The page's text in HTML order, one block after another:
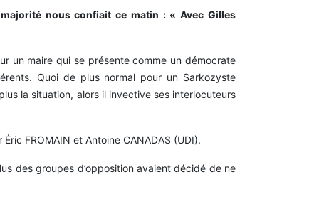
nous confiait ce matin : « Avec Gilles
un maire qui se présente comme un démocrate
Quoi de plus normal pour un Sarkozyste
la situation, alors il invective ses interlocuteurs
FROMAIN et Antoine CANADAS (UDI).
des groupes d’opposition avaient décidé de ne